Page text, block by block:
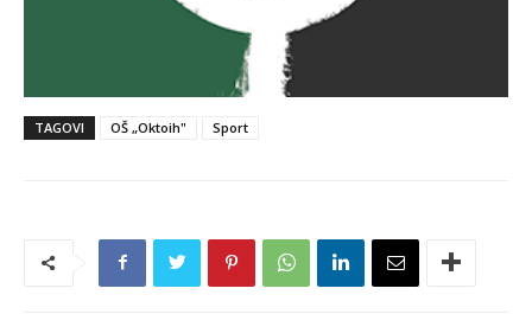
TAGOVI OŠ „Oktoih" Sport